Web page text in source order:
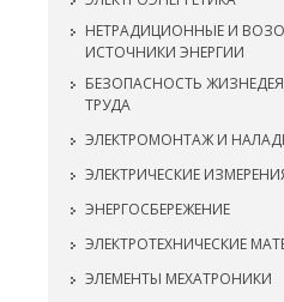
НЕТРАДИЦИОННЫЕ И
ИСТОЧНИКИ ЭНЕРГИИ
БЕЗОПАСНОСТЬ
ТРУДА
ЭЛЕКТРОМОНТАЖ И
ЭЛЕКТРИЧЕСКИЕ
ЭНЕРГОСБЕРЕЖЕНИЕ
ЭЛЕКТРОТЕХНИЧЕСКИЕ
ЭЛЕМЕНТЫ МЕХАТРОНИКИ